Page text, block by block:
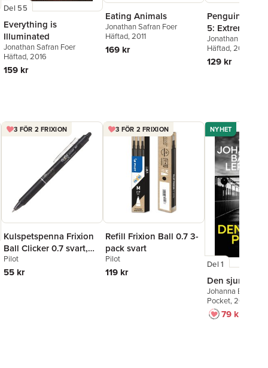
Del 55
Everything is
Illuminated
Jonathan Safran Foer
Häftad, 2016
159 kr
Eating Animals
Jonathan Safran Foer
Häftad, 2011
169 kr
Penguin
5: Extremely
Incredibly
Graded
Jonathan Safran
Häftad, 2020
129 kr
3 FÖR 2 FRIXION
Kulspetspenna Frixion
Ball Clicker 0.7 svart,
raderbar
Pilot
55 kr
3 FÖR 2 FRIXION
Refill Frixion Ball 0.7 3-
pack svart
Pilot
119 kr
NYHET
Del 1
Den sjunde
Johanna
Pocket, 2026
79 kr